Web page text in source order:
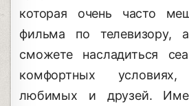
которая очень часто
фильма по телевизору,
сможете насладиться
комфортных
любимых и друзей.